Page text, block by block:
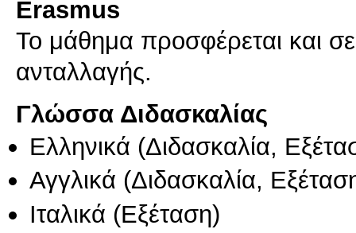
Erasmus
Το μάθημα προσφέρεται και
ανταλλαγής.
Γλώσσα Διδασκαλίας
Ελληνικά (Διδασκαλία,
Αγγλικά (Διδασκαλία,
Ιταλικά (Εξέταση)